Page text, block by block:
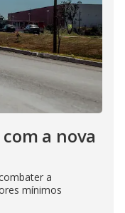
a nova
a
mínimos